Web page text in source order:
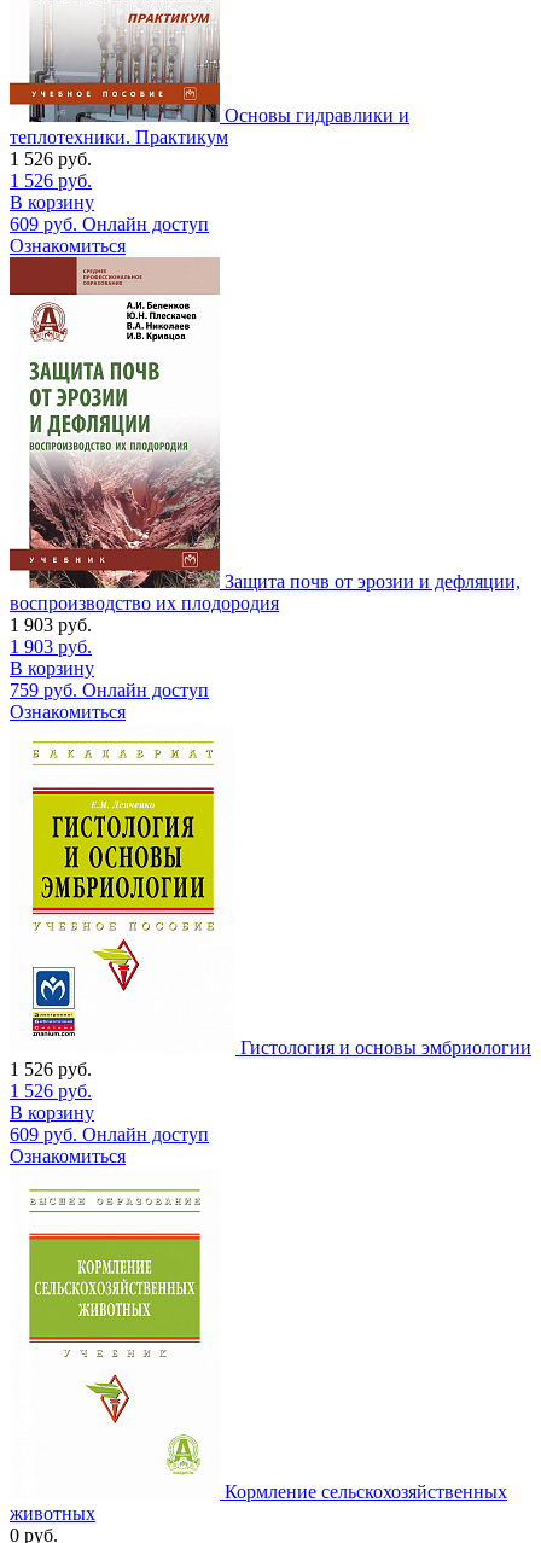
Основы гидравлики и
теплотехники. Практикум
1 526 руб.
1 526 руб.
В корзину
609 руб. Онлайн доступ
Ознакомиться
Защита почв от эрозии и дефляции,
воспроизводство их плодородия
1 903 руб.
1 903 руб.
В корзину
759 руб. Онлайн доступ
Ознакомиться
Гистология и основы эмбриологии
1 526 руб.
1 526 руб.
В корзину
609 руб. Онлайн доступ
Ознакомиться
Кормление сельскохозяйственных
животных
0 руб.